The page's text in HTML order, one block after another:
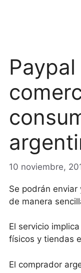
10 noviembre,
Se podrán
de manera
El servicio
físicos y tiendas
El comprador